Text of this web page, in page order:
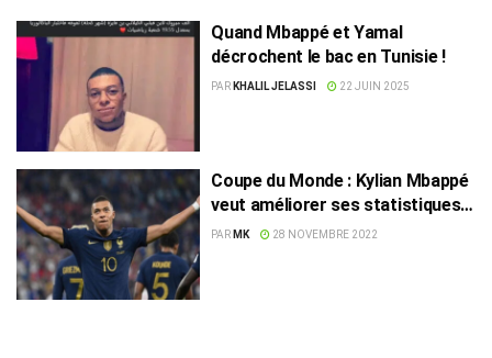
Quand Mbappé et Yamal
décrochent le bac en Tunisie !
PAR KHALIL JELASSI 22 JUIN 2025
Coupe du Monde : Kylian Mbappé
veut améliorer ses statistiques
face à la Tunisie
PAR MK 28 NOVEMBRE 2022